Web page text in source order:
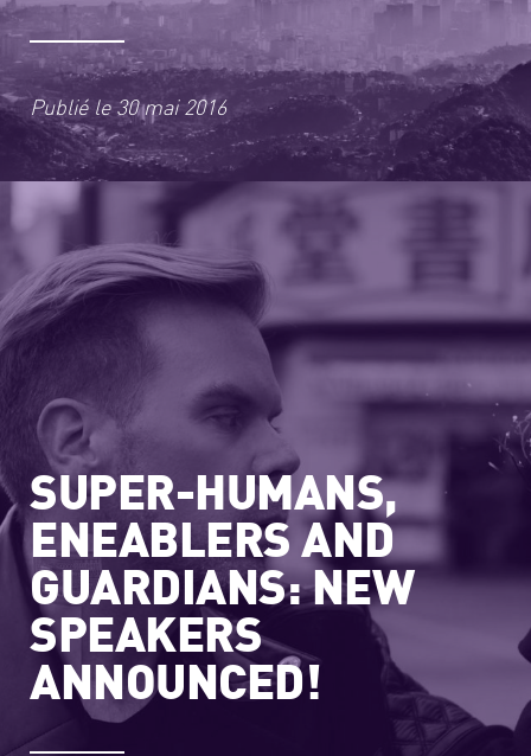
Publié le30 mai 2016
SUPER-HUMANS,
ENEABLERS AND
GUARDIANS: NEW
SPEAKERS
ANNOUNCED!